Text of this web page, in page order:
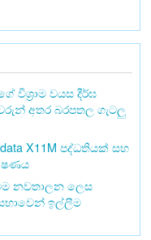
වයස දීර්ඝ
අතර බරපතල ගැටලු
X11M පද්ධතියක් සහ
නවතාලන ලෙස
ඉල්ලීම